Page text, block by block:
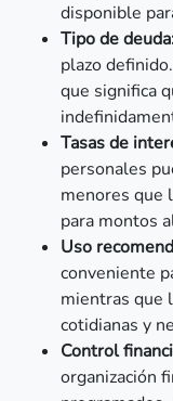
disponible
Tipo de
plazo
que significa
Tasas de
personales
menores que
para montos
Uso
conveniente
mientras que
cotidianas y
Control
organización